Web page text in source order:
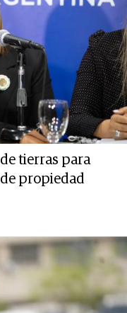
tierras para
propiedad